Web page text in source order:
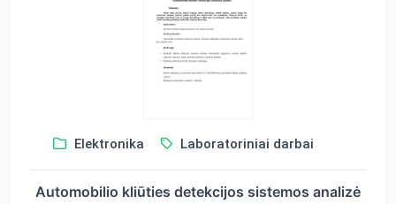
Elektronika Laboratoriniai darbai
Automobilio kliūties detekcijos sistemos analizė